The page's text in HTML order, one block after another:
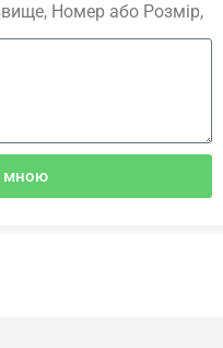
Номер або Розмір,
мною